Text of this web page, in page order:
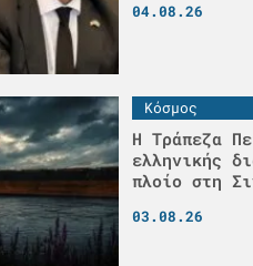
04.08.26
Κόσμος
Η Τράπεζα
ελληνικής
πλοίο στη
03.08.26